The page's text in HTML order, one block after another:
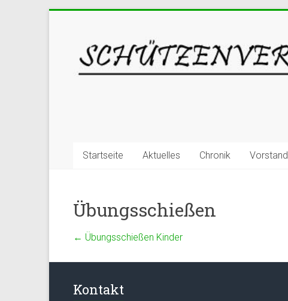
Startseite Aktuelles Chronik Vorstand
Übungsschießen
← Übungsschießen Kinder
Kontakt